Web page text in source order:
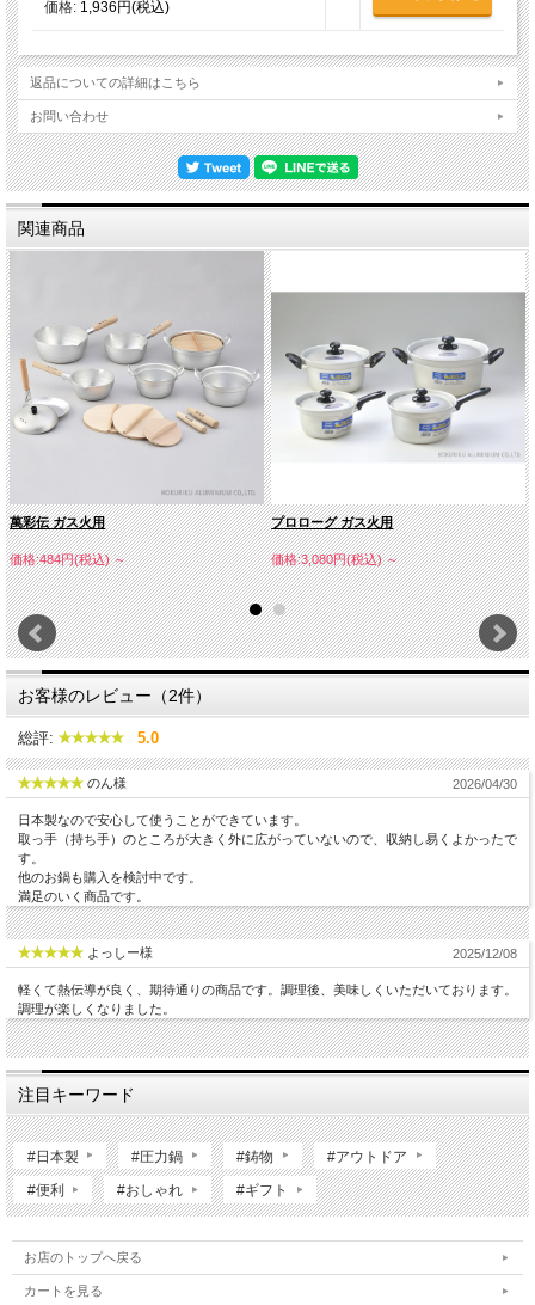
価格: 1,936円(税込)
返品についての詳細はこちら
お問い合わせ
関連商品
萬彩伝 ガス火用
価格:484円(税込)～
プロローグ ガス火用
価格:3,080円(税込)～
お客様のレビュー（2件）
総評: 5.0
のん様 2026/04/30
日本製なので安心して使うことができています。
取っ手（持ち手）のところが大きく外に広がっていないので、収納し易くよかったで
す。
他のお鍋も購入を検討中です。
満足のいく商品です。
よっしー様 2025/12/08
軽くて熱伝導が良く、期待通りの商品です。調理後、美味しくいただいております。
調理が楽しくなりました。
注目キーワード
#日本製 #圧力鍋 #鋳物 #アウトドア
#便利 #おしゃれ #ギフト
お店のトップへ戻る
カートを見る